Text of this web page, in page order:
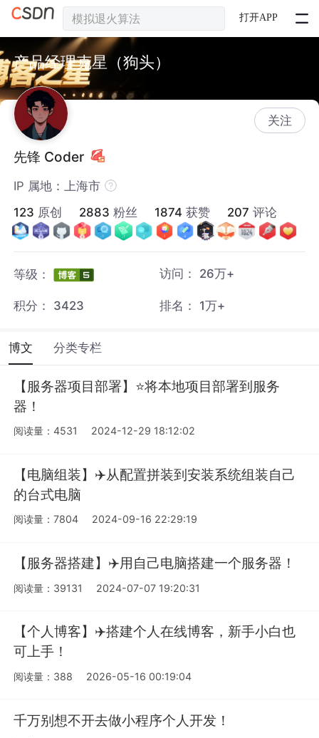
打开APP
产品经理克星（狗头）
关注
先锋 Coder
IP 属地：上海市
123 原创 2883 粉丝 1874 获赞 207 评论
等级： 访问： 26万+
积分： 3423 排名： 1万+
博文 分类专栏
【服务器项目部署】⭐️将本地项目部署到服务
器！
阅读量：4531 2024-12-29 18:12:02
【电脑组装】✈️从配置拼装到安装系统组装自己
的台式电脑
阅读量：7804 2024-09-16 22:29:19
【服务器搭建】✈️用自己电脑搭建一个服务器！
阅读量：39131 2024-07-07 19:20:31
【个人博客】✈️搭建个人在线博客，新手小白也
可上手！
阅读量：388 2026-05-16 00:19:04
千万别想不开去做小程序个人开发！